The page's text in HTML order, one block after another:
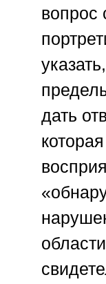
вопрос
дать